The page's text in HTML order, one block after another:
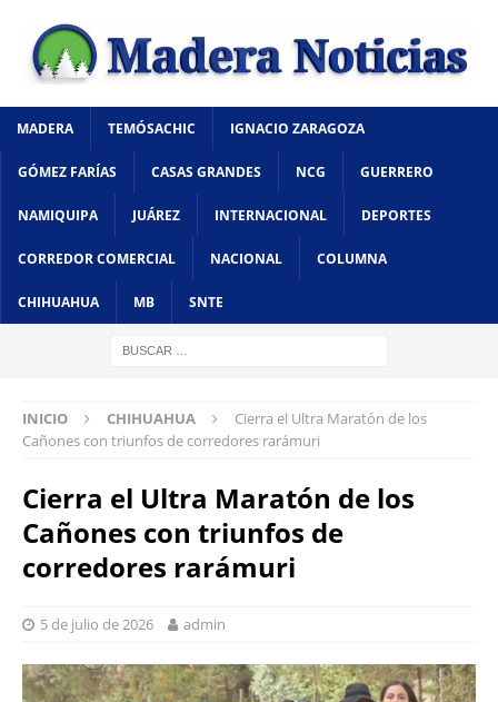
MADERA TEMÓSACHIC IGNACIO ZARAGOZA
GÓMEZ FARÍAS CASAS GRANDES NCG GUERRERO
NAMIQUIPA JUÁREZ INTERNACIONAL DEPORTES
CORREDOR COMERCIAL NACIONAL COLUMNA
CHIHUAHUA MB SNTE
INICIO CHIHUAHUA
Cierra el Ultra Maratón de los
Cañones con triunfos de corredores rarámuri
Cierra el Ultra Maratón de los
Cañones con triunfos de
corredores rarámuri
5 de julio de 2026 admin